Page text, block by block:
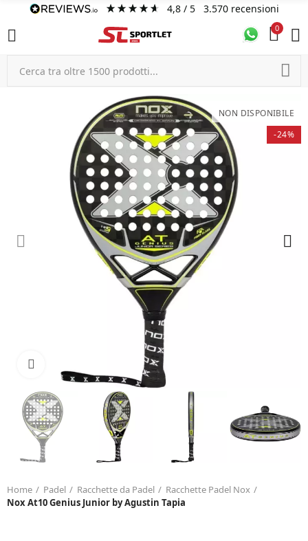
4,8/ 5 3.570 recensioni
0
NON DISPONIBILE
-24%
Home Padel Racchette da Padel
Racchette Padel Nox
Nox At10 Genius Junior by Agustin Tapia